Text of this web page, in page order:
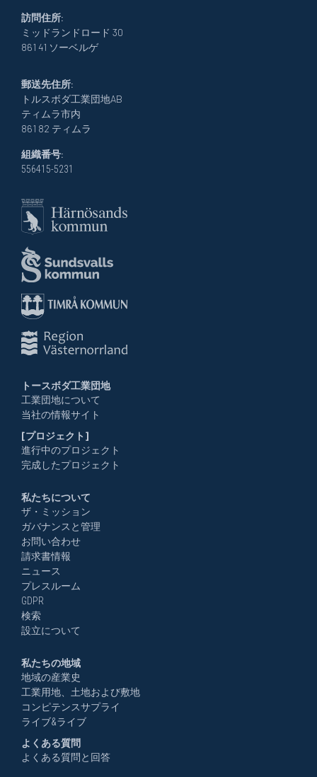
訪問住所:
ミッドランドロード 30
861 41 ソーベルゲ
郵送先住所:
トルスボダ工業団地AB
ティムラ市内
861 82 ティムラ
組織番号:
556415-5231
トースボダ工業団地
工業団地について
当社の情報サイト
[プロジェクト]
進行中のプロジェクト
完成したプロジェクト
私たちについて
ザ・ミッション
ガバナンスと管理
お問い合わせ
請求書情報
ニュース
プレスルーム
GDPR
検索
設立について
私たちの地域
地域の産業史
工業用地、土地および敷地
コンピテンスサプライ
ライブ&ライブ
よくある質問
よくある質問と回答